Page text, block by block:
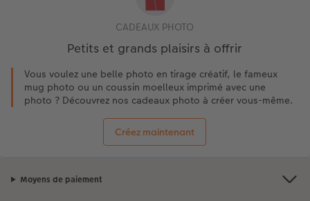
CADEAUX PHOTO
Petits et grands plaisirs à offrir
Vous voulez une belle photo en tirage créatif, le fameux
mug photo ou un coussin moelleux imprimé avec une
photo ? Découvrez nos cadeaux photo à créer vous-même.
Créez maintenant
Moyens de paiement